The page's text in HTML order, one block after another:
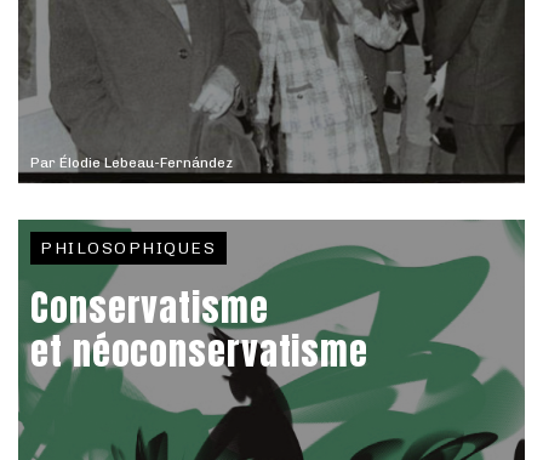
Par Élodie Lebeau-Fernández
PHILOSOPHIQUES
Conservatisme
et néoconservatisme